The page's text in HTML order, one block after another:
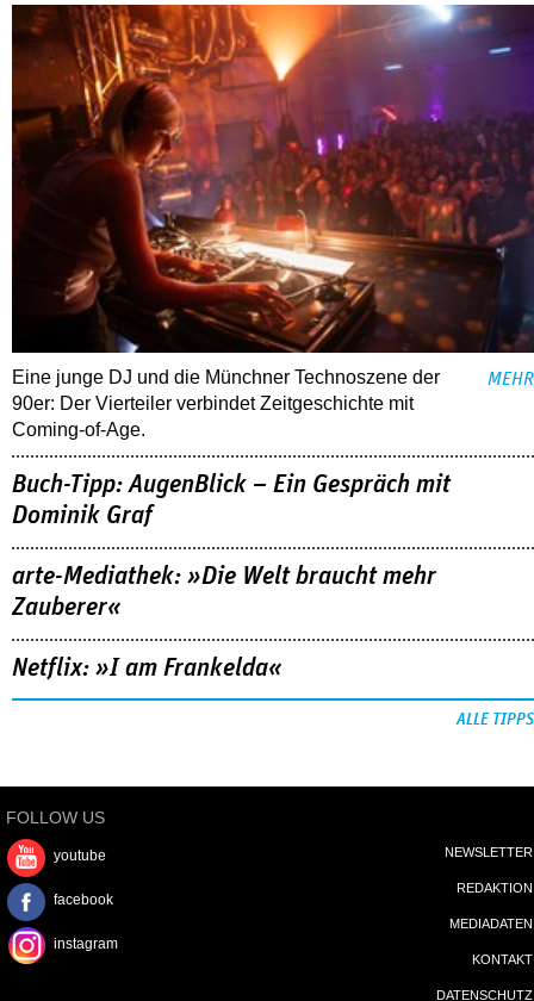
Eine junge DJ und die Münchner Technoszene der
90er: Der Vierteiler verbindet Zeitgeschichte mit
Coming-of-Age.
MEHR
Buch-Tipp: AugenBlick – Ein Gespräch mit
Dominik Graf
arte-Mediathek: »Die Welt braucht mehr
Zauberer«
Netflix: »I am Frankelda«
ALLE TIPPS
FOLLOW US
youtube
facebook
instagram
NEWSLETTER
REDAKTION
MEDIADATEN
KONTAKT
DATENSCHUTZ